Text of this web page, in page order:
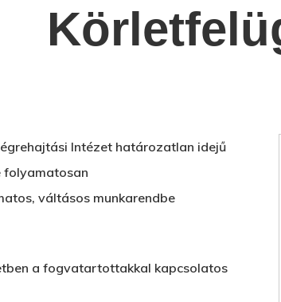
Intézet határozatlan idejű
folyamatosan
váltásos munkarendbe
a fogvatartottakkal kapcsolatos